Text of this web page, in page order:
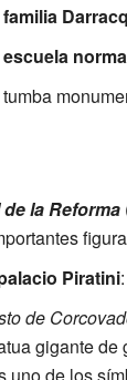
Darracq
la Reforma
Piratini
de
gigante